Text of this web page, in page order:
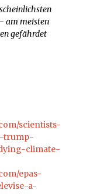
am meisten
gefährdet
scientists-
trump-
climate-
epas-
a-